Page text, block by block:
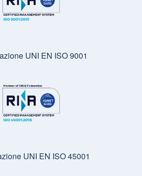
UNI EN ISO 9001
UNI EN ISO 45001